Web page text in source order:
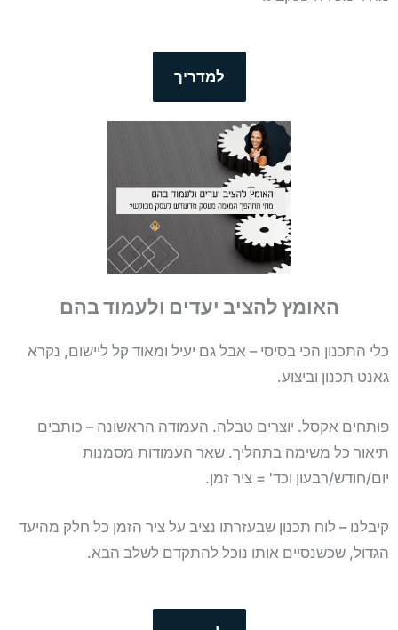
האומץ להציב יעדים ולעמוד בהם
כלי התכנון הכי בסיסי – אבל גם יעיל ומאוד קל ליישום, נקרא
גאנט תכנון וביצוע.
פותחים אקסל. יוצרים טבלה. העמודה הראשונה – כותבים
תיאור כל משימה בתהליך. שאר העמודות מסמנות
יום/חודש/רבעון וכד' = ציר זמן.
קיבלנו – לוח תכנון שבעזרתו נציב על ציר הזמן כל חלק מהיעד
הגדול, שכשנסיים אותו נוכל להתקדם לשלב הבא.
למדריך